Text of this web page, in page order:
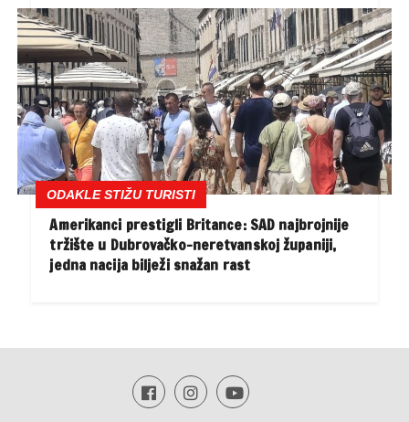
ODAKLE STIŽU TURISTI
Amerikanci prestigli Britance: SAD najbrojnije
tržište u Dubrovačko-neretvanskoj županiji,
jedna nacija bilježi snažan rast